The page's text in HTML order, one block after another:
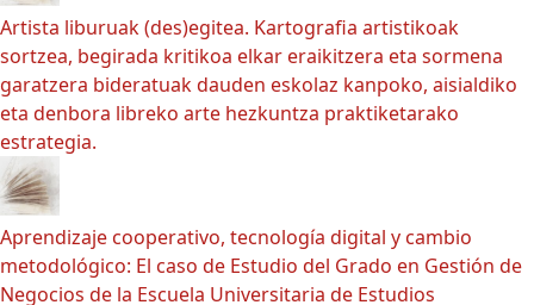
Artista liburuak (des)egitea. Kartografia artistikoak
sortzea, begirada kritikoa elkar eraikitzera eta sormena
garatzera bideratuak dauden eskolaz kanpoko, aisialdiko
eta denbora libreko arte hezkuntza praktiketarako
estrategia.
Aprendizaje cooperativo, tecnología digital y cambio
metodológico: El caso de Estudio del Grado en Gestión de
Negocios de la Escuela Universitaria de Estudios